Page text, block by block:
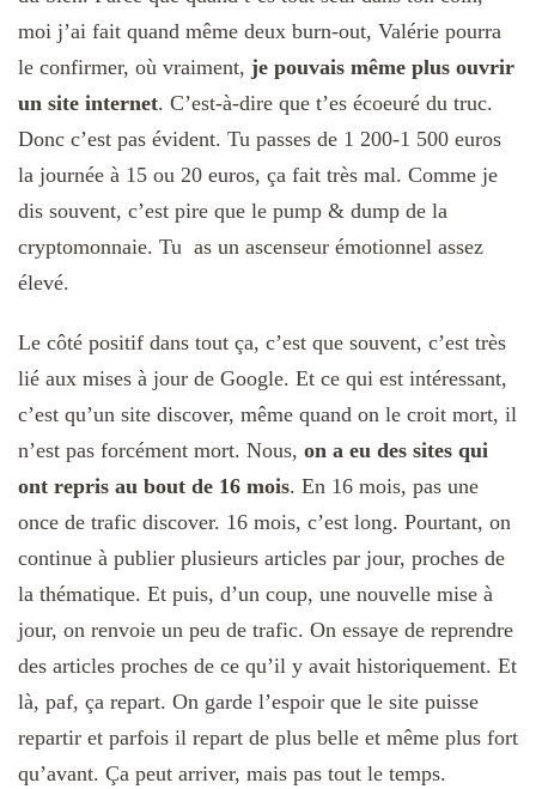
moi j’ai fait quand même deux burn-out, Valérie pourra
le confirmer, où vraiment, je pouvais même plus ouvrir
un site internet. C’est-à-dire que t’es écoeuré du truc.
Donc c’est pas évident. Tu passes de 1 200-1 500 euros
la journée à 15 ou 20 euros, ça fait très mal. Comme je
dis souvent, c’est pire que le pump & dump de la
cryptomonnaie. Tu as un ascenseur émotionnel assez
élevé.
Le côté positif dans tout ça, c’est que souvent, c’est très
lié aux mises à jour de Google. Et ce qui est intéressant,
c’est qu’un site discover, même quand on le croit mort, il
n’est pas forcément mort. Nous, on a eu des sites qui
ont repris au bout de 16 mois. En 16 mois, pas une
once de trafic discover. 16 mois, c’est long. Pourtant, on
continue à publier plusieurs articles par jour, proches de
la thématique. Et puis, d’un coup, une nouvelle mise à
jour, on renvoie un peu de trafic. On essaye de reprendre
des articles proches de ce qu’il y avait historiquement. Et
là, paf, ça repart. On garde l’espoir que le site puisse
repartir et parfois il repart de plus belle et même plus fort
qu’avant. Ça peut arriver, mais pas tout le temps.